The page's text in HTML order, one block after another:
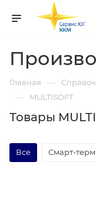
Главная —
— MULTISOFT
Товары
Все Смарт-